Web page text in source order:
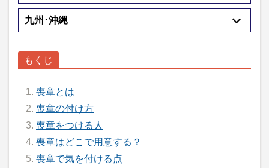
九州･沖縄
喪章とは
喪章の付け方
喪章をつける人
喪章はどこで用意する？
喪章で気を付ける点